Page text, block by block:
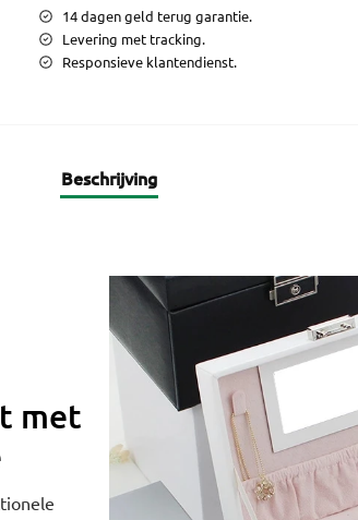
14 dagen geld terug garantie.
Levering met tracking.
Responsieve klantendienst.
Beschrijving
met